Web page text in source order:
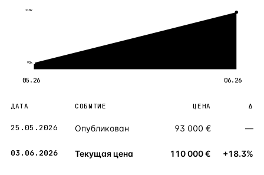
110к
93к
05.26 06.26
ДАТА СОБЫТИЕ ЦЕНА Δ
25.05.2026 Опубликован 93 000 € —
03.06.2026 Текущая цена 110 000 € +18.3%